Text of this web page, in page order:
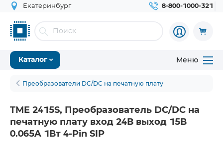
Екатеринбург 8-800-1000-321
Каталог Меню
Преобразователи DC/DC на печатную плату
TME 2415S, Преобразователь DC/DC на
печатную плату вход 24В выход 15В
0.065A 1Вт 4-Pin SIP